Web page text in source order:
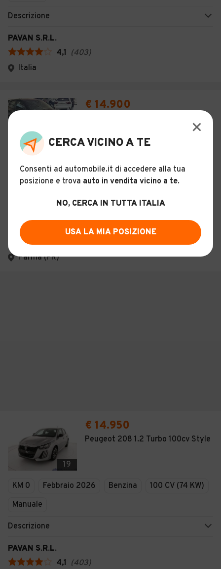
Descrizione
PAVAN S.R.L.
4,1 (403)
Italia
21
€ 14.900
KM 0 Novembre 2025
Benzina - Euro 6
100 CV (74 KW)
Manuale
Antares srl
4,2 (397)
Parma (PR)
19
€ 14.950
Peugeot 208 1.2 Turbo 100cv Style
KM 0 Febbraio 2026 Benzina
100 CV (74 KW)
Manuale
Descrizione
PAVAN S.R.L.
4,1 (403)
CERCA VICINO A TE
Consenti ad automobile.it di accedere alla tua
posizione e trova auto in vendita vicino a te.
NO, CERCA IN TUTTA ITALIA
USA LA MIA POSIZIONE